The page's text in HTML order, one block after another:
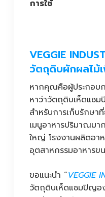
การใช้
VEGGIE
วัตถุดิบผักผลไม้
หากคุณคือผู้ประกอบ
หาว่าวัตถุดิบเห็ดแช
สำหรับการเก็บรักษา
เมนูอาหารปริมาณมาก
ใหญ่ โรงงานผลิตอา
อุตสาหกรรมอาหารข
ขอแนะนำ “VEGGIE
วัตถุดิบเห็ดแชมปิญอ